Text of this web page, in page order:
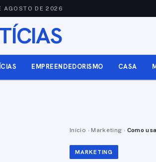
AGOSTO DE 2026
EMPREENDEDORISMO CASA
Início › Marketing › Como
MARKETING